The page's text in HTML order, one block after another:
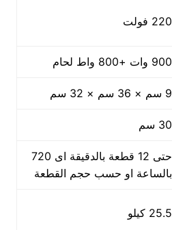
220 فولت
900 وات +800 واط لحام
9 سم × 36 سم × 32 سم
30 سم
حتى 12 قطعة بالدقيقة اى 720
بالساعة او حسب حجم القطعة
25.5 كيلو